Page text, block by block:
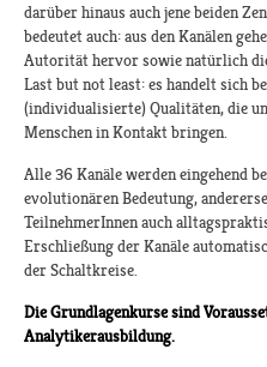
darüber hinaus auch jene beiden
bedeutet auch: aus den Kanälen
Autorität hervor sowie natürlich
Last but not least: es handelt sich
(individualisierte) Qualitäten, die
Menschen in Kontakt bringen.
Alle 36 Kanäle werden eingehend
evolutionären Bedeutung,
TeilnehmerInnen auch
Erschließung der Kanäle
der Schaltkreise.
Die Grundlagenkurse sind
Analytikerausbildung.